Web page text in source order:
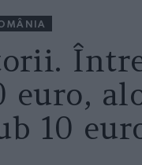
euro,
10